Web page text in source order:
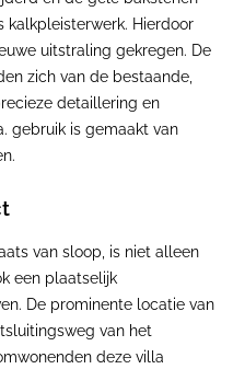
Hierdoor
uitstraling gekregen. De
zich van de bestaande,
detaillering en
gebruik is gemaakt van
van sloop, is niet alleen
een plaatselijk
De prominente locatie van
van het
deze villa